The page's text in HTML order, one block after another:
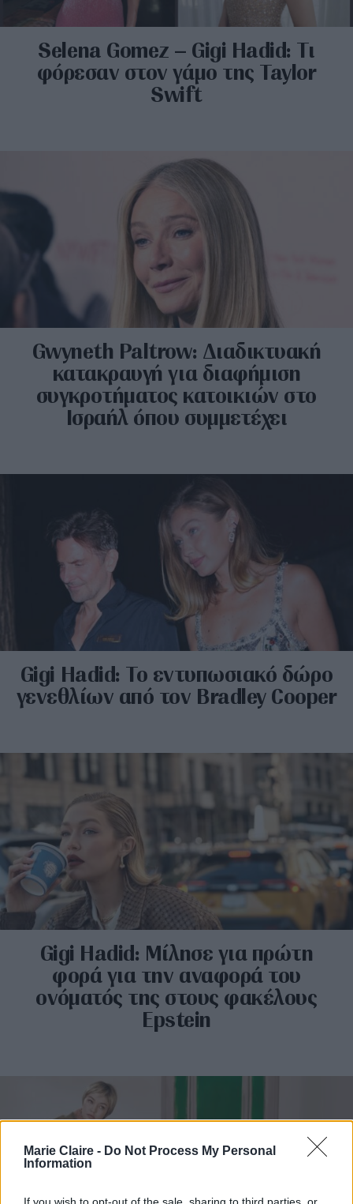
Marie Claire - Do Not Process My Personal
Information
Selena Gomez – Gigi Hadid: Τι
φόρεσαν στον γάμο της Taylor
Swift
Gwyneth Paltrow: Διαδικτυακή
κατακραυγή για διαφήμιση
συγκροτήματος κατοικιών στο
Ισραήλ όπου συμμετέχει
Gigi Hadid: Το εντυπωσιακό δώρο
γενεθλίων από τον Bradley Cooper
Gigi Hadid: Μίλησε για πρώτη
φορά για την αναφορά του
ονόματός της στους φακέλους
Epstein